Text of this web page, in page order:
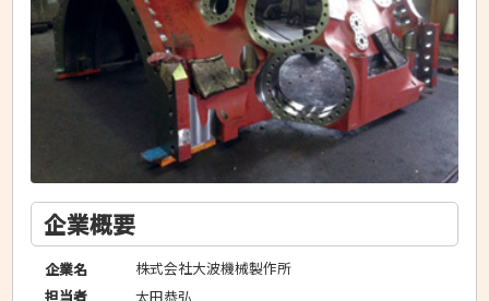
企業概要
企業名
株式会社大波機械製作所
担当者
太田恭弘